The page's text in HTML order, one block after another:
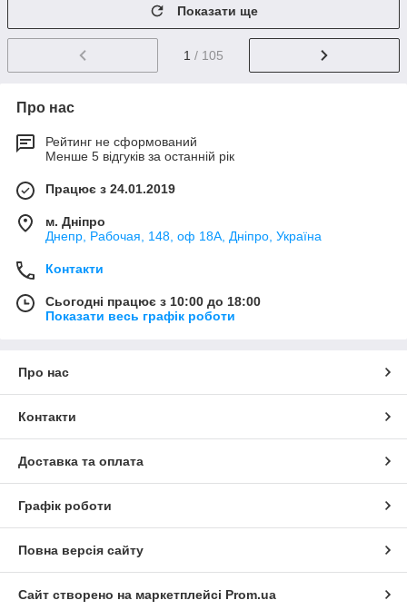
Показати ще
1 / 105
Про нас
Рейтинг не сформований
Менше 5 відгуків за останній рік
Працює з 24.01.2019
м. Дніпро
Днепр, Рабочая, 148, оф 18А, Дніпро, Україна
Контакти
Сьогодні працює з 10:00 до 18:00
Показати весь графік роботи
Про нас
Контакти
Доставка та оплата
Графік роботи
Повна версія сайту
Сайт створено на маркетплейсі Prom.ua